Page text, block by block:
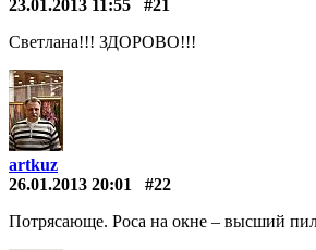
23.01.2013 11:55
#21
Светлана!!! ЗДОРОВО!!!
artkuz
26.01.2013 20:01
#22
Потрясающе. Роса на окне – высший